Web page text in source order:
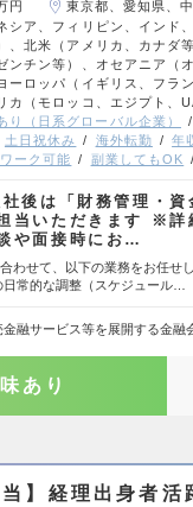
円
東京都、愛知県、
シア、フィリピン、インド
、北米（アメリカ、カナダ
ンチン等）、オセアニア（
ーロッパ（イギリス、フラ
カ（モロッコ、エジプト、
り（日系グローバル企業）
土日祝休み 海外転勤 年
ーク可能 副業してもOK
社後は「財務管理・資
当いただきます ※詳
や面接時にお…
合わせて、以下の業務をお任せ
常的な調整（スケジュール…
金融サービス等を展開する金融
あり
当】経理出身者活